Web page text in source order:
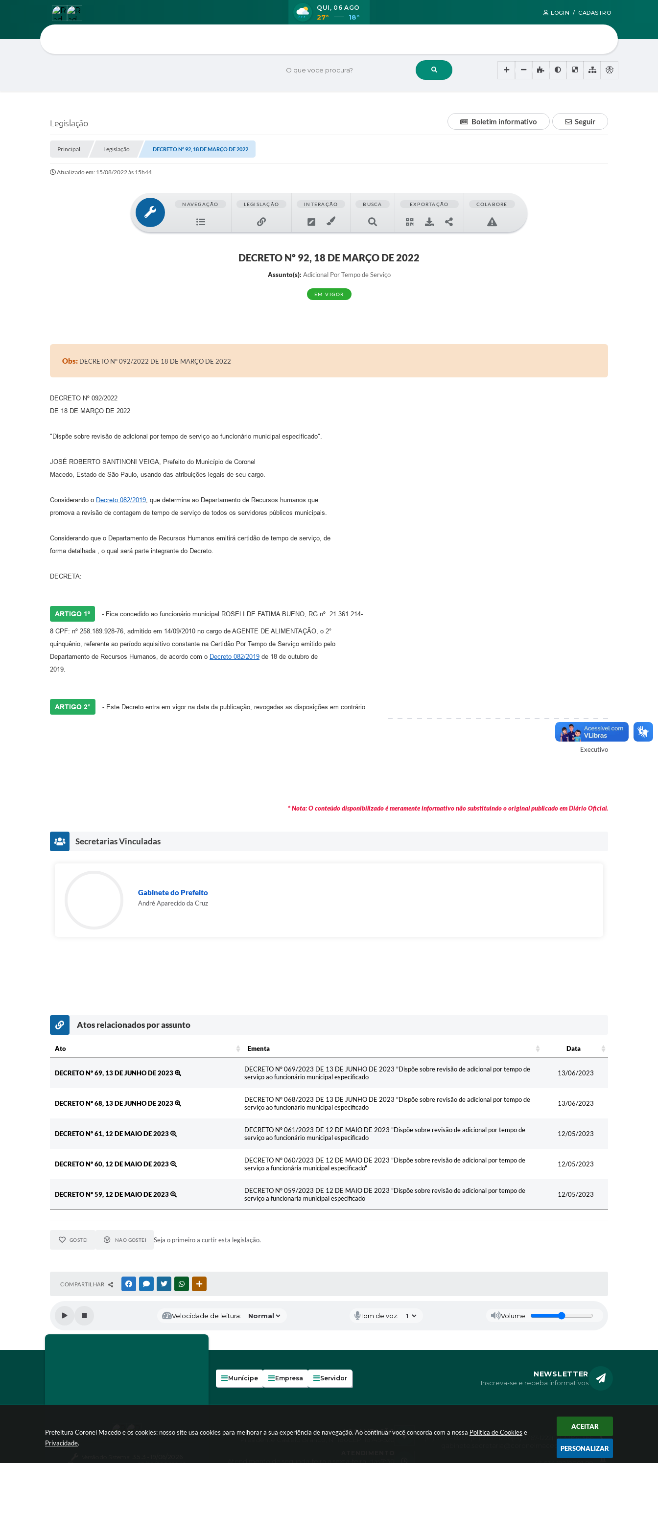
Prefeitura Coronel Macedo e os cookies: nosso site usa cookies para melhorar a sua experiência de navegação. Ao continuar você concorda com a nossa Política de Cookies e
Privacidade.
ACEITAR
PERSONALIZAR
LOGIN / CADASTRO
O que voce procura?
QUI 06 AGO
27° 18°
Legislação Seguir
Boletim informativo
Principal Legislação DECRETO Nº 92, 18 DE MARÇO DE 2022
Atualizado em: 15/08/2022 às 15h44
NAVEGAÇÃO LEGISLAÇÃO INTERAÇÃO BUSCA EXPORTAÇÃO COLABORE
DECRETO Nº 92, 18 DE MARÇO DE 2022
Assunto(s): Adicional Por Tempo de Serviço
EM VIGOR
Obs: DECRETO Nº 092/2022 DE 18 DE MARÇO DE 2022
DECRETO Nº 092/2022
DE 18 DE MARÇO DE 2022
"Dispõe sobre revisão de adicional por tempo de serviço ao funcionário municipal especificado".
JOSÉ ROBERTO SANTINONI VEIGA, Prefeito do Município de Coronel
Macedo, Estado de São Paulo, usando das atribuições legais de seu cargo.
Considerando o Decreto 082/2019 , que determina ao Departamento de Recursos humanos que
promova a revisão de contagem de tempo de serviço de todos os servidores públicos municipais.
Considerando que o Departamento de Recursos Humanos emitirá certidão de tempo de serviço, de
forma detalhada , o qual será parte integrante do Decreto.
DECRETA:
ARTIGO 1º - Fica concedido ao funcionário municipal ROSELI DE FATIMA BUENO, RG nº. 21.361.214-
8 CPF: nº 258.189.928-76, admitido em 14/09/2010 no cargo de AGENTE DE ALIMENTAÇÃO, o 2°
quinquênio, referente ao período aquisitivo constante na Certidão Por Tempo de Serviço emitido pelo
Departamento de Recursos Humanos, de acordo com o Decreto 082/2019 de 18 de outubro de
2019.
ARTIGO 2° - Este Decreto entra em vigor na data da publicação, revogadas as disposições em contrário.
Autor
Executivo
* Nota: O conteúdo disponibilizado é meramente informativo não substituindo o original publicado em Diário Oficial.
Secretarias Vinculadas
Gabinete do Prefeito
André Aparecido da Cruz
Atos relacionados por assunto
Ato Ementa
Data
DECRETO Nº 69, 13 DE JUNHO DE 2023
DECRETO Nº 069/2023 DE 13 DE JUNHO DE 2023 "Dispõe sobre revisão de adicional por tempo de
serviço ao funcionário municipal especificado
13/06/2023
DECRETO Nº 68, 13 DE JUNHO DE 2023
DECRETO Nº 068/2023 DE 13 DE JUNHO DE 2023 "Dispõe sobre revisão de adicional por tempo de
serviço ao funcionário municipal especificado
13/06/2023
DECRETO Nº 61, 12 DE MAIO DE 2023
DECRETO Nº 061/2023 DE 12 DE MAIO DE 2023 "Dispõe sobre revisão de adicional por tempo de
serviço ao funcionário municipal especificado
12/05/2023
DECRETO Nº 60, 12 DE MAIO DE 2023
DECRETO Nº 060/2023 DE 12 DE MAIO DE 2023 "Dispõe sobre revisão de adicional por tempo de
serviço a funcionária municipal especificado"
12/05/2023
DECRETO Nº 59, 12 DE MAIO DE 2023
DECRETO Nº 059/2023 DE 12 DE MAIO DE 2023 "Dispõe sobre revisão de adicional por tempo de
serviço a funcionaria municipal especificado
12/05/2023
GOSTEI NÃO GOSTEI Seja o primeiro a curtir esta legislação.
COMPARTILHAR FACEBOOKMESSENGER
TWITTERWHATSAPP
Velocidade de leitura: Tom de voz: Volume
NEWSLETTER
Inscreva-se e receba informativos
Munícipe Empresa Servidor
LOCALIZAÇÃO CONTATO
(14) 3767- 8200(14) 3767-1296(14) 3767-1222
(14) 3767-1366
gabinete.secretaria@coronelmacedo.sp.gov.br
Atendimento de segunda-feira a sexta-feira, das 7:30
46.634.192/0001-99
Portal atualizado em:05/08/2026 16:49